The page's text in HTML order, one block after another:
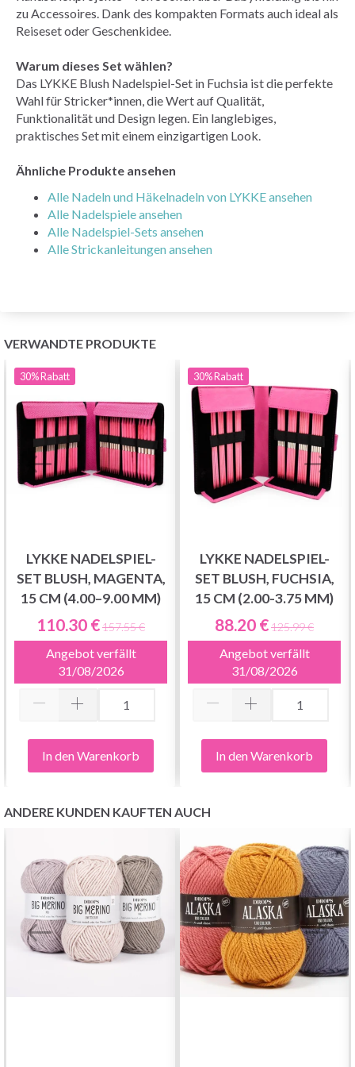
zu Accessoires. Dank des kompakten Formats auch ideal als
Reiseset oder Geschenkidee.
Warum dieses Set wählen?
Das LYKKE Blush Nadelspiel-Set in Fuchsia ist die perfekte
Wahl für Stricker*innen, die Wert auf Qualität,
Funktionalität und Design legen. Ein langlebiges,
praktisches Set mit einem einzigartigen Look.
Ähnliche Produkte ansehen
Alle Nadeln und Häkelnadeln von LYKKE ansehen
Alle Nadelspiele ansehen
Alle Nadelspiel-Sets ansehen
Alle Strickanleitungen ansehen
VERWANDTE PRODUKTE
30%Rabatt
LYKKE NADELSPIEL-
SET BLUSH, MAGENTA,
15 CM (4.00–9.00 MM)
110.30 €157.55 €
Angebot verfällt
31/08/2026
In den Warenkorb
30%Rabatt
LYKKE NADELSPIEL-
SET BLUSH, FUCHSIA,
15 CM (2.00-3.75 MM)
88.20 €125.99 €
Angebot verfällt
31/08/2026
In den Warenkorb
ANDERE KUNDEN KAUFTEN AUCH